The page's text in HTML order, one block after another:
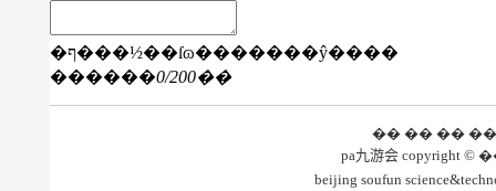
�ף���½��ſɷ�������ŷ����
������0/200��
�� �� ��
beijing soufun